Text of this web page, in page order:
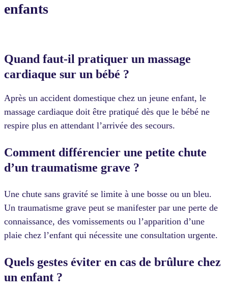
enfants
Quand faut-il pratiquer un massage
cardiaque sur un bébé ?
Après un accident domestique chez un jeune enfant, le
massage cardiaque doit être pratiqué dès que le bébé ne
respire plus en attendant l’arrivée des secours.
Comment différencier une petite chute
d’un traumatisme grave ?
Une chute sans gravité se limite à une bosse ou un bleu.
Un traumatisme grave peut se manifester par une perte de
connaissance, des vomissements ou l’apparition d’une
plaie chez l’enfant qui nécessite une consultation urgente.
Quels gestes éviter en cas de brûlure chez
un enfant ?